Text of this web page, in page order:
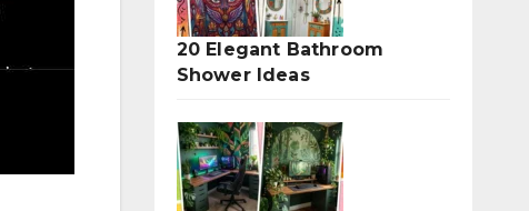
20 Elegant Bathroom
Shower Ideas